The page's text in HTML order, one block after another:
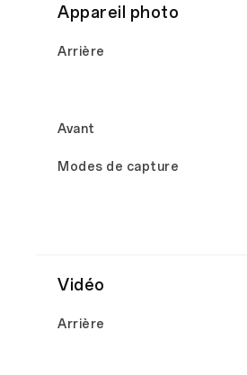
Appareil photo
Arrière
Avant
Modes de capture
Vidéo
Arrière